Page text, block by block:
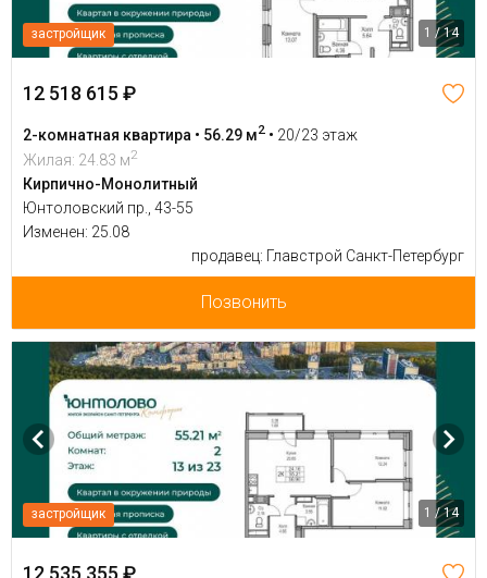
застройщик 1 / 14
12 518 615 ₽
2-комнатная квартира • 56.29 м2 • 20/23 этаж
Жилая: 24.83 м2
Кирпично-Монолитный
Юнтоловский пр., 43-55
Изменен: 25.08
продавец: Главстрой Санкт-Петербург
Позвонить
застройщик 1 / 14
12 535 355 ₽